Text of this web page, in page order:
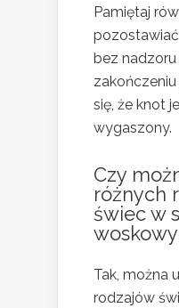
Pamiętaj
bez
się, że knot
wygaszony.
Czy
różnych
świec w
Tak, można
rodzajów